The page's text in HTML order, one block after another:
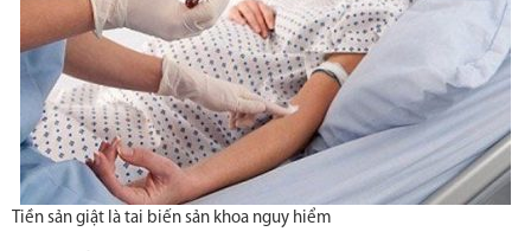
Tiền sản giật là tai biến sản khoa nguy hiểm